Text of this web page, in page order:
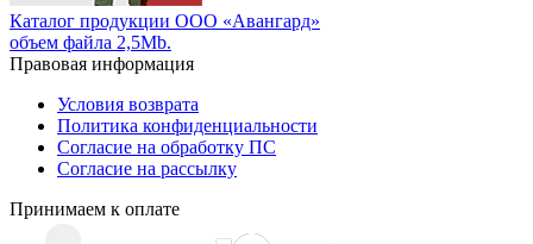
Каталог продукции ООО «Авангард»
объем файла 2,5Mb.
Правовая информация
Условия возврата
Политика конфиденциальности
Согласие на обработку ПС
Согласие на рассылку
Принимаем к оплате